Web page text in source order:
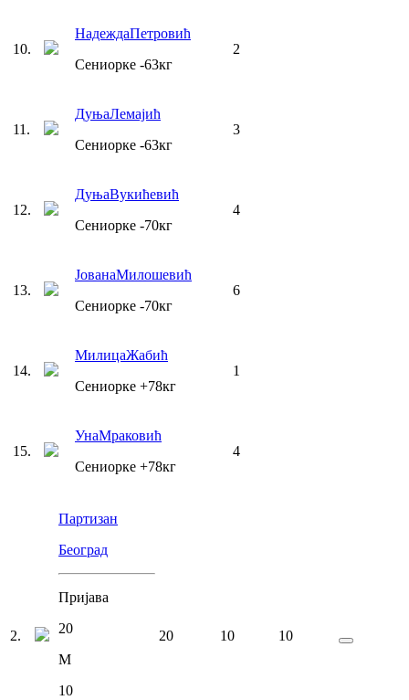
10.
НадеждаПетровић
Сениорке -63кг
2
11 .
ДуњаЛемајић
Сениорке -63кг
3
12.
ДуњаВукићевић
Сениорке -70кг
4
13.
ЈованаМилошевић
Сениорке -70кг
6
14.
МилицаЖабић
Сениорке +78кг
1
15.
УнаМраковић
Сениорке +78кг
4
2.
Партизан
Београд
Пријава
20
М
10
20 10 10